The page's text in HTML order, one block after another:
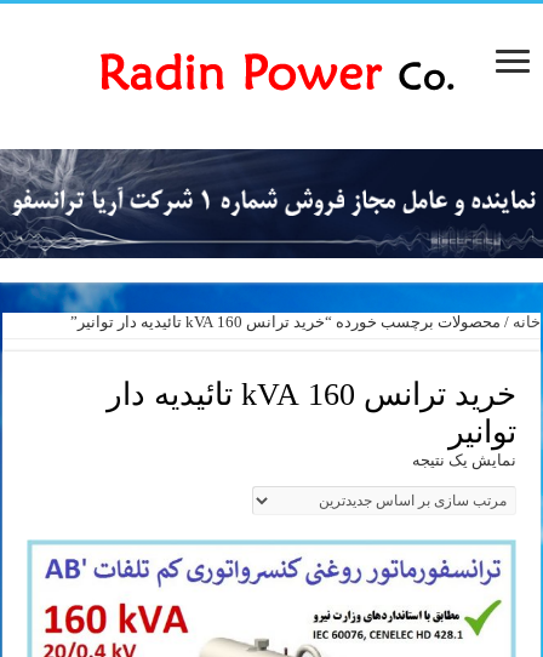
خانه / محصولات برچسب خورده “خرید ترانس 160 kVA تائیدیه دار توانیر”
خرید ترانس 160 kVA تائیدیه دار
توانیر
نمایش یک نتیجه